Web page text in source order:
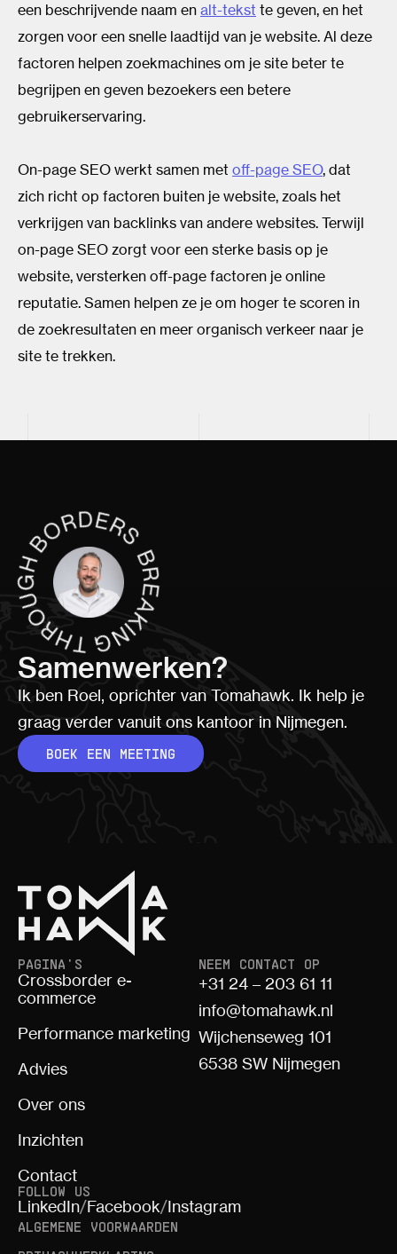
een beschrijvende naam en alt-tekst te geven, en het
zorgen voor een snelle laadtijd van je website. Al deze
factoren helpen zoekmachines om je site beter te
begrijpen en geven bezoekers een betere
gebruikerservaring.
On-page SEO werkt samen met off-page SEO, dat
zich richt op factoren buiten je website, zoals het
verkrijgen van backlinks van andere websites. Terwijl
on-page SEO zorgt voor een sterke basis op je
website, versterken off-page factoren je online
reputatie. Samen helpen ze je om hoger te scoren in
de zoekresultaten en meer organisch verkeer naar je
site te trekken.
Samenwerken?
Ik ben Roel, oprichter van Tomahawk. Ik help je
graag verder vanuit ons kantoor in Nijmegen.
BOEK EEN MEETING
PAGINA'S
Crossborder e-
commerce
Performance marketing
Advies
Over ons
Inzichten
Contact
NEEM CONTACT OP
+31 24 – 203 61 11
info@tomahawk.nl
Wijchenseweg 101
6538 SW Nijmegen
FOLLOW US
LinkedIn/Facebook/Instagram
ALGEMENE VOORWAARDEN